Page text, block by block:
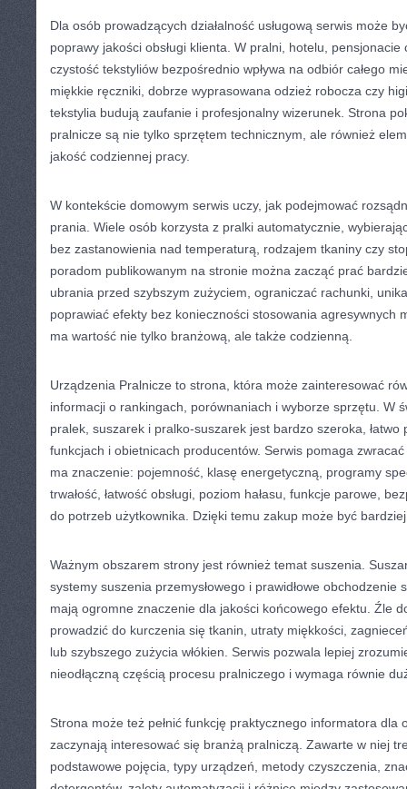
Dla osób prowadzących działalność usługową serwis może
poprawy jakości obsługi klienta. W pralni, hotelu,
czystość tekstyliów bezpośrednio wpływa na odbiór całego
miękkie ręczniki, dobrze wyprasowana odzież robocza czy
tekstylia budują zaufanie i profesjonalny wizerunek. Strona
pralnicze są nie tylko sprzętem technicznym, ale również
jakość codziennej pracy.
W kontekście domowym serwis uczy, jak podejmować
prania. Wiele osób korzysta z pralki automatycznie,
bez zastanowienia nad temperaturą, rodzajem tkaniny czy
poradom publikowanym na stronie można zacząć prać
ubrania przed szybszym zużyciem, ograniczać rachunki,
poprawiać efekty bez konieczności stosowania agresywnych
ma wartość nie tylko branżową, ale także codzienną.
Urządzenia Pralnicze to strona, która może zainteresować
informacji o rankingach, porównaniach i wyborze sprzętu. W
pralek, suszarek i pralko-suszarek jest bardzo szeroka,
funkcjach i obietnicach producentów. Serwis pomaga
ma znaczenie: pojemność, klasę energetyczną, programy
trwałość, łatwość obsługi, poziom hałasu, funkcje parowe,
do potrzeb użytkownika. Dzięki temu zakup może być
Ważnym obszarem strony jest również temat suszenia.
systemy suszenia przemysłowego i prawidłowe obchodzenie
mają ogromne znaczenie dla jakości końcowego efektu. Źle
prowadzić do kurczenia się tkanin, utraty miękkości,
lub szybszego zużycia włókien. Serwis pozwala lepiej
nieodłączną częścią procesu pralniczego i wymaga równie
Strona może też pełnić funkcję praktycznego informatora dla
zaczynają interesować się branżą pralniczą. Zawarte w niej
podstawowe pojęcia, typy urządzeń, metody czyszczenia,